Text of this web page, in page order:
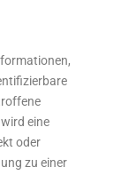
eine
oder
zu einer